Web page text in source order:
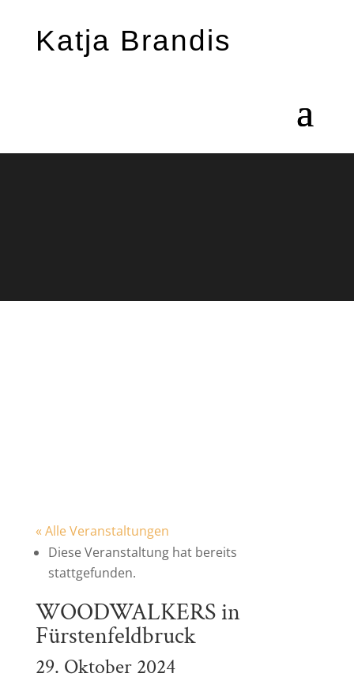
Katja Brandis
« Alle Veranstaltungen
Diese Veranstaltung hat bereits
stattgefunden.
WOODWALKERS in
Fürstenfeldbruck
29. Oktober 2024